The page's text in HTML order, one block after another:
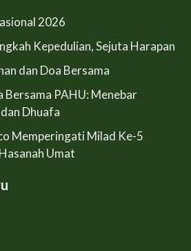
2026
Kepedulian, Sejuta Harapan
dan Doa Bersama
Bersama PAHU: Menebar
Dhuafa
Memperingati Milad Ke-5
Umat